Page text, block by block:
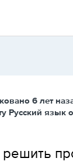
6 лет
Русский язык
решить